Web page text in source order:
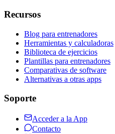
Recursos
Blog para entrenadores
Herramientas y calculadoras
Biblioteca de ejercicios
Plantillas para entrenadores
Comparativas de software
Alternativas a otras apps
Soporte
Acceder a la App
Contacto